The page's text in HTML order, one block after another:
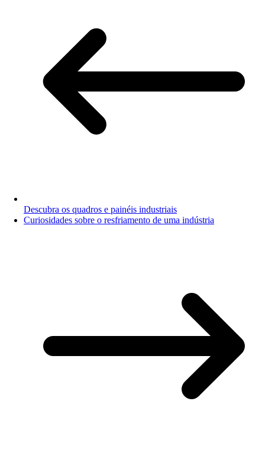
Descubra os quadros e painéis industriais
Curiosidades sobre o resfriamento de uma indústria